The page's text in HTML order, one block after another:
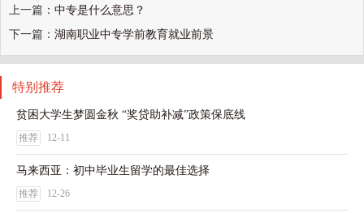
上一篇： 中专是什么意思？
下一篇： 湖南职业中专学前教育就业前景
特别推荐
贫困大学生梦圆金秋 “奖贷助补减”政策保底线
推荐 12-11
马来西亚：初中毕业生留学的最佳选择
推荐 12-26